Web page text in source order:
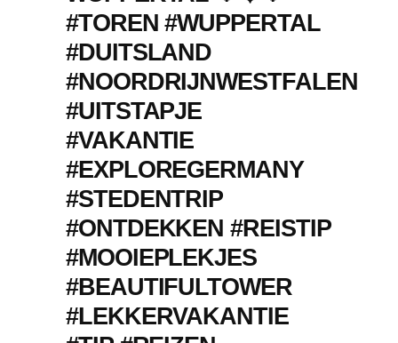
#TOREN #WUPPERTAL
#DUITSLAND
#NOORDRIJNWESTFALEN
#UITSTAPJE
#VAKANTIE
#EXPLOREGERMANY
#STEDENTRIP
#ONTDEKKEN #REISTIP
#MOOIEPLEKJES
#BEAUTIFULTOWER
#LEKKERVAKANTIE